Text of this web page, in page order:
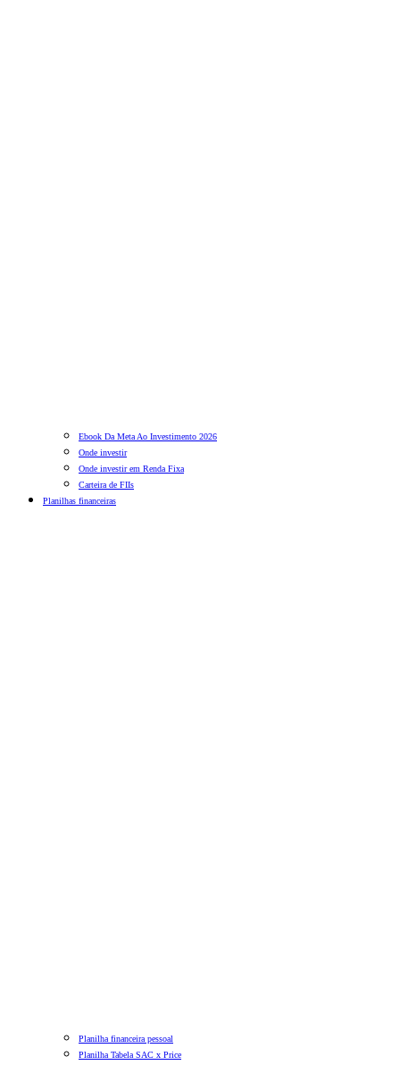
Ebook Da Meta Ao Investimento 2026
Onde investir
Onde investir em Renda Fixa
Carteira de FIIs
Planilhas financeiras
Planilha financeira pessoal
Planilha Tabela SAC x Price